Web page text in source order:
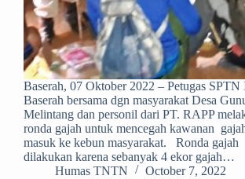
Baserah, 07 Oktober 2022 – Petugas SPTN
Baserah bersama dgn masyarakat Desa
Melintang dan personil dari PT. RAPP
ronda gajah untuk mencegah kawanan
masuk ke kebun masyarakat. Ronda gajah
dilakukan karena sebanyak 4 ekor gajah…
Humas TNTN
October 7, 2022